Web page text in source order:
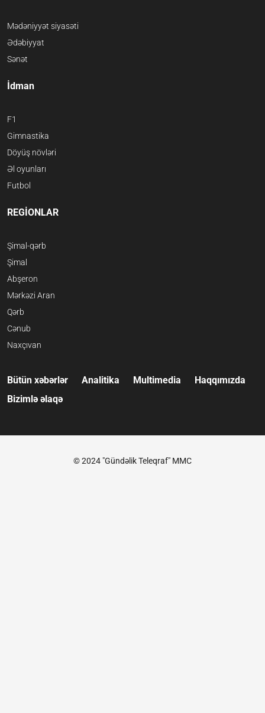
Mədəniyyət siyasəti
Ədəbiyyat
Sənət
İdman
F1
Gimnastika
Döyüş növləri
Əl oyunları
Futbol
REGİONLAR
Şimal-qərb
Şimal
Abşeron
Mərkəzi Aran
Qərb
Cənub
Naxçıvan
Bütün xəbərlər Analitika Multimedia
Haqqımızda
Bizimlə əlaqə
© 2024 "Gündəlik Teleqraf" MMC